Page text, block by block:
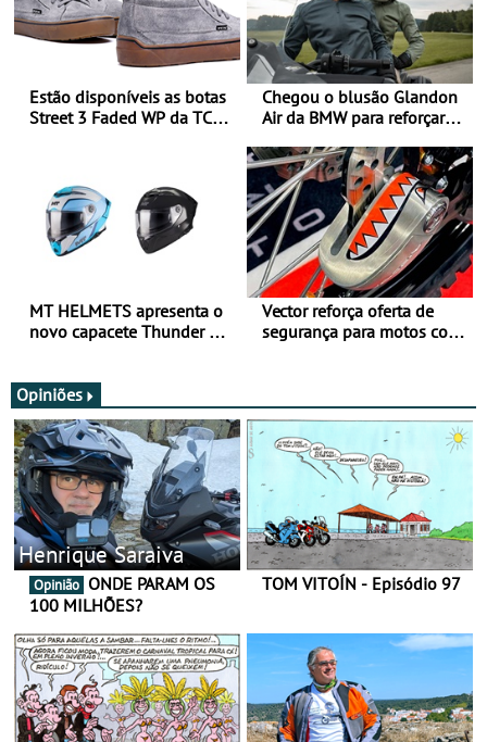
Estão disponíveis as botas
Street 3 Faded WP da TCX
Chegou o blusão Glandon
Air da BMW para reforçar
verão
MT HELMETS apresenta o
novo capacete Thunder 4 R
Vector reforça oferta de
segurança para motos com
Opiniões
Henrique Saraiva
Opinião
100 MILHÕES?
TOM VITOÍN - Episódio 97